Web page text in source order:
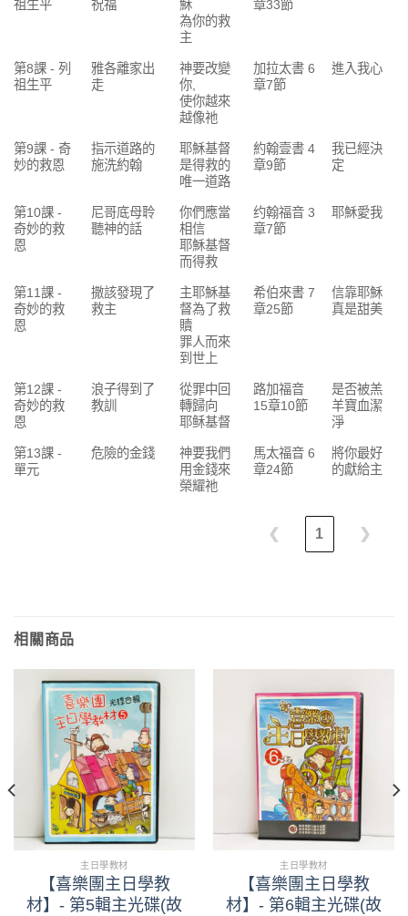
祖生平 祝福
穌
為你的救
主
章33節
第8課 - 列
祖生平
雅各離家出
走
神要改變
你,
使你越來
越像祂
加拉太書 6
章7節
進入我心
第9課 - 奇
妙的救恩
指示道路的
施洗約翰
耶穌基督
是得救的
唯一道路
約翰壹書 4
章9節
我已經決
定
第10課 -
奇妙的救
恩
尼哥底母聆
聽神的話
你們應當
相信
耶穌基督
而得救
约翰福音 3
章7節
耶穌愛我
第11課 -
奇妙的救
恩
撒該發現了
救主
主耶穌基
督為了救
贖
罪人而來
到世上
希伯來書 7
章25節
信靠耶穌
真是甜美
第12課 -
奇妙的救
恩
浪子得到了
教訓
從罪中回
轉歸向
耶稣基督
路加福音
15章10節
是否被羔
羊寶血潔
淨
第13課 -
單元
危險的金錢
神要我們
用金錢來
榮耀祂
馬太福音 6
章24節
將你最好
的獻給主
❮ 1 ❯
相關商品
主日學教材
【喜樂團主日學教
材】- 第5輯主光碟(故
主日學教材
【喜樂團主日學教
材】- 第6輯主光碟(故